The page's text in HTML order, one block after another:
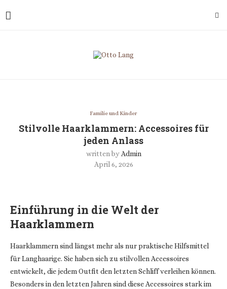
Familie und Kinder
Stilvolle Haarklammern: Accessoires für
jeden Anlass
written by Admin
April 6, 2026
Einführung in die Welt der
Haarklammern
Haarklammern sind längst mehr als nur praktische Hilfsmittel
für Langhaarige. Sie haben sich zu stilvollen Accessoires
entwickelt, die jedem Outfit den letzten Schliff verleihen können.
Besonders in den letzten Jahren sind diese Accessoires stark im